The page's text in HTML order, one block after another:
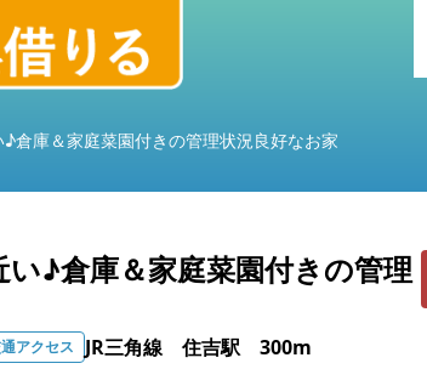
♪倉庫＆家庭菜園付きの管理状況良好なお家
♪倉庫＆家庭菜園付きの管理
アクセス JR三角線 住吉駅 300m